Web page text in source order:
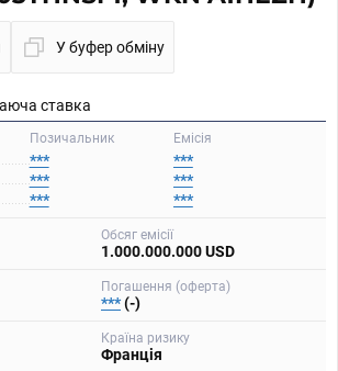
У буфер обміну
ставка
Емісія
Позичальник
***
***
***
***
***
***
Обсяг емісії
1.000.000.000 USD
Погашення (оферта)
***(-)
Країна ризику
Франція